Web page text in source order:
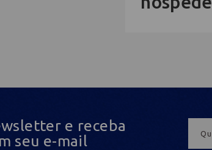
e receba
seu e-mail